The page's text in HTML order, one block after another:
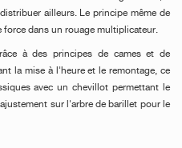
ailleurs. Le principe même de
force dans un rouage multiplicateur.
à des principes de cames et de
la mise à l'heure et le remontage, ce
avec un chevillot permettant le
sur l'arbre de barillet pour le